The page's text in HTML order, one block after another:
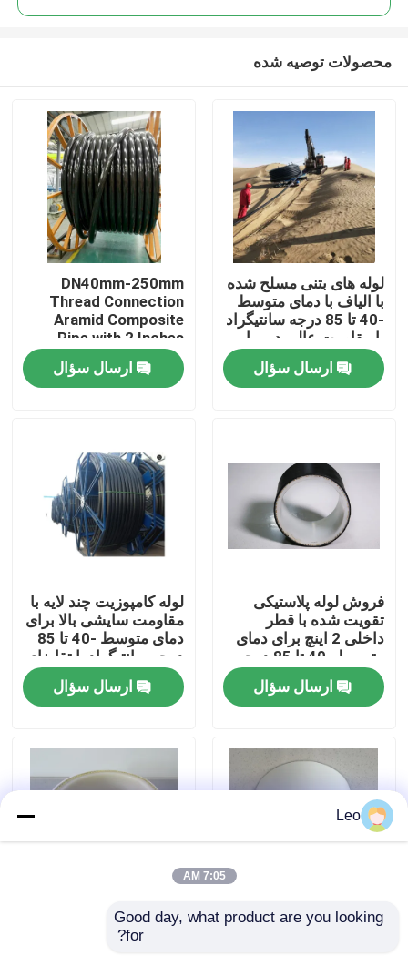
محصولات
نمایش VR
دربارهی ما
کارخانه تور
تماس با ما
اخبار
محصولات توصیه شده
لوله های بتنی مسلح شده
با الیاف با دمای متوسط ​​
-40 تا 85 درجه سانتیگراد
با مقاومت عالی در برابر
خوردگی
ارسال سؤال
DN40mm-250mm
Thread Connection
Aramid Composite
Pipe with 2 Inches
Inner Diameter Flange
ارسال سؤال
فروش لوله پلاستیکی
تقویت شده با قطر
داخلی 2 اینچ برای دمای
متوسط ​​-40 تا 85 درجه
سانتیگراد
ارسال سؤال
لوله کامپوزیت چند لایه با
مقاومت سایشی بالا برای
دمای متوسط ​​-40 تا 85
درجه سانتیگراد با تقاضای
بالا
ارسال سؤال
لوله پلاستیکی تقویت
Al PE مخلوط فشار لوله
Leo
7:05 AM
Good day, what product are you looking
for?